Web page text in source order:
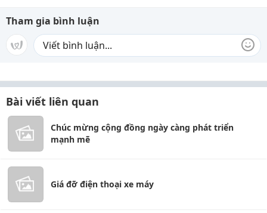
Tham gia bình luận
Bài viết liên quan
Chúc mừng cộng đồng ngày càng phát triển
mạnh mẽ
Giá đỡ điện thoại xe máy